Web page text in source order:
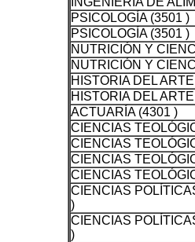
PSICOLOGÍA (3501 )
PSICOLOGÍA (3501 )
NUTRICIÓN Y
NUTRICIÓN Y
HISTORIA DEL
HISTORIA DEL
ACTUARÍA (4301 )
CIENCIAS
CIENCIAS
CIENCIAS
CIENCIAS
CIENCIAS
)
CIENCIAS
)